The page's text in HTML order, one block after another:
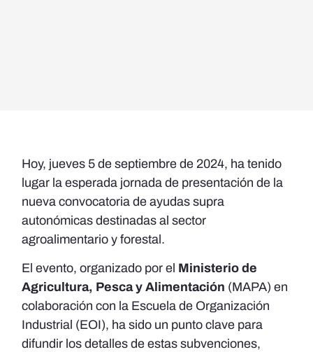
Hoy, jueves 5 de septiembre de 2024, ha tenido
lugar la esperada jornada de presentación de la
nueva convocatoria de ayudas supra
autonómicas destinadas al sector
agroalimentario y forestal.
El evento, organizado por el Ministerio de
Agricultura, Pesca y Alimentación (MAPA) en
colaboración con la Escuela de Organización
Industrial (EOI), ha sido un punto clave para
difundir los detalles de estas subvenciones,